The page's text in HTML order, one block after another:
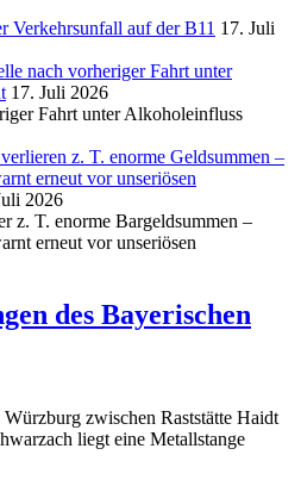
Verkehrsunfall auf der B11 17. Juli
nach vorheriger Fahrt unter
17. Juli 2026
Fahrt unter Alkoholeinfluss
z. T. enorme Geldsummen –
erneut vor unseriösen
2026
z. T. enorme Bargeldsummen –
erneut vor unseriösen
des Bayerischen
zwischen Raststätte Haidt
liegt eine Metallstange